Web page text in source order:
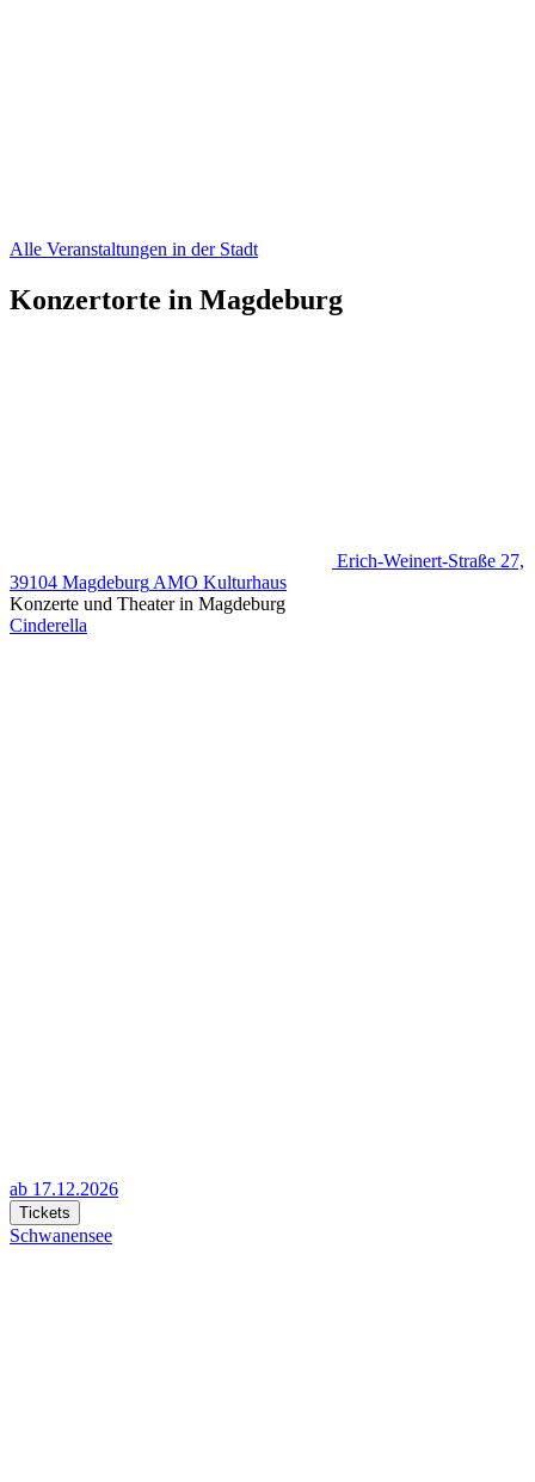
Alle Veranstaltungen in der Stadt
Konzertorte in Magdeburg
Erich-Weinert-Straße 27,
39104 Magdeburg AMO Kulturhaus
Konzerte und Theater in Magdeburg
Cinderella
ab 17.12.2026
Tickets
Schwanensee